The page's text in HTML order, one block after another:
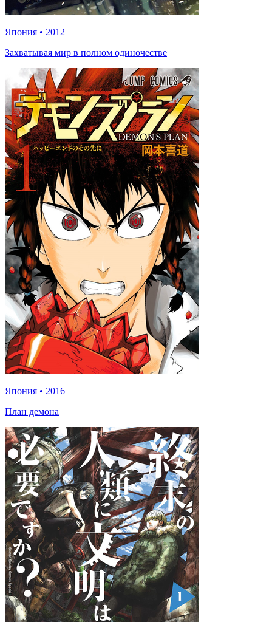
Япония • 2012
Захватывая мир в полном одиночестве
Япония • 2016
План демона